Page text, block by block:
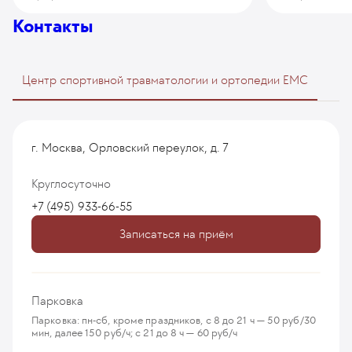
Контакты
Центр спортивной травматологии и ортопедии EMC
г. Москва, Орловский переулок, д. 7
Круглосуточно
+7 (495) 933-66-55
Записаться на приём
Парковка
Парковка: пн-сб, кроме праздников, с 8 до 21 ч — 50 руб/30
мин, далее 150 руб/ч; с 21 до 8 ч — 60 руб/ч